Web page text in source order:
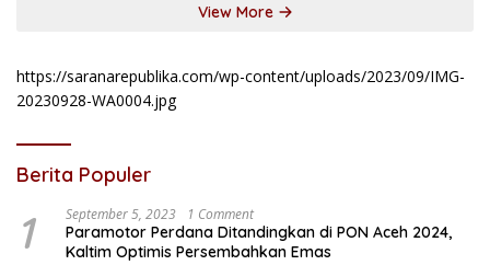
View More
https://saranarepublika.com/wp-content/uploads/2023/09/IMG-
20230928-WA0004.jpg
Berita Populer
1 September 5, 2023 1 Comment
Paramotor Perdana Ditandingkan di PON Aceh 2024,
Kaltim Optimis Persembahkan Emas